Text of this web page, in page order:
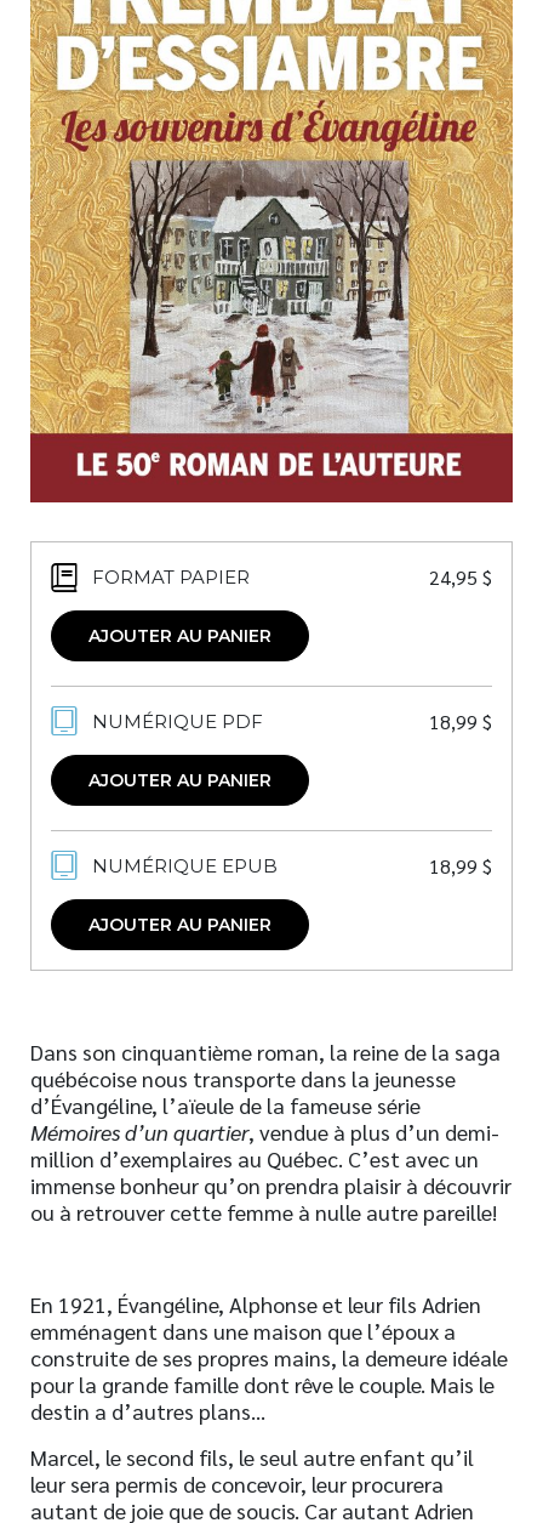
Nouveautés
Numérique
Livres audio
Meilleurs vendeurs
Page vedette
AUTEURS
À PROPOS
CONTACT
FORMAT PAPIER 24,95 $
AJOUTER AU PANIER
NUMÉRIQUE PDF 18,99 $
AJOUTER AU PANIER
NUMÉRIQUE EPUB 18,99 $
AJOUTER AU PANIER
Dans son cinquantième roman, la reine de la saga
québécoise nous transporte dans la jeunesse
d’Évangéline, l’aïeule de la fameuse série
Mémoires d’un quartier, vendue à plus d’un demi-
million d’exemplaires au Québec. C’est avec un
immense bonheur qu’on prendra plaisir à découvrir
ou à retrouver cette femme à nulle autre pareille!
En 1921, Évangéline, Alphonse et leur fils Adrien
emménagent dans une maison que l’époux a
construite de ses propres mains, la demeure idéale
pour la grande famille dont rêve le couple. Mais le
destin a d’autres plans…
Marcel, le second fils, le seul autre enfant qu’il
leur sera permis de concevoir, leur procurera
autant de joie que de soucis. Car autant Adrien